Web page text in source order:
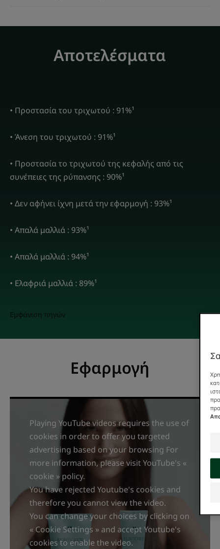
Απαλό και φίνο άρωμα λουλουδιών
Αποτελέσματα
• Προστασία του τριχωτού : 91%¹
• Άνεση του τριχωτού : 91%¹
• Προστασία το τριχωτού της κεφαλής από τις
συνέπειες της ρύπανσης : 90%¹
• Δεν αφήνει ίχνη μετά την εφαρμογή : 93%¹
• Απαλά μαλλιά : 93%¹
• Απαλά μαλλιά : 94%¹
• Ελαφριά μαλλιά : 89%¹
Εμφάνιση πηγών
Εφαρμογή
Playing YouTube videos requires the use of
cookies in order to offer you targeted
advertising based on your browsing For
more information, please visit YouTube's «
cookie » policy.
You have rejected Youtube's cookies and
therefore you cannot view the video.
You can change your choices by clicking on
« Cookie Settings » and accept Youtube's
cookies to enable the video.